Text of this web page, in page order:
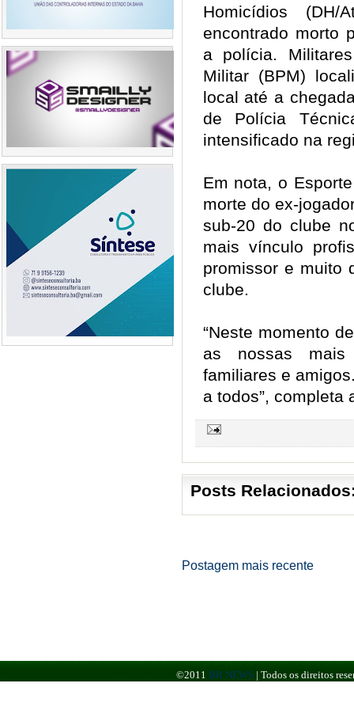
Homicídios
encontrado morto
a polícia.
Militar (BPM)
local até a
de Polícia
intensificado na
Em nota, o
morte do ex-
sub-20 do clube
mais vínculo
promissor e muito
clube.
“Neste momento
as nossas mais
familiares e
a todos”, completa
Posts
Postagem mais recente
©2011 BR NEWS | Todos os direitos